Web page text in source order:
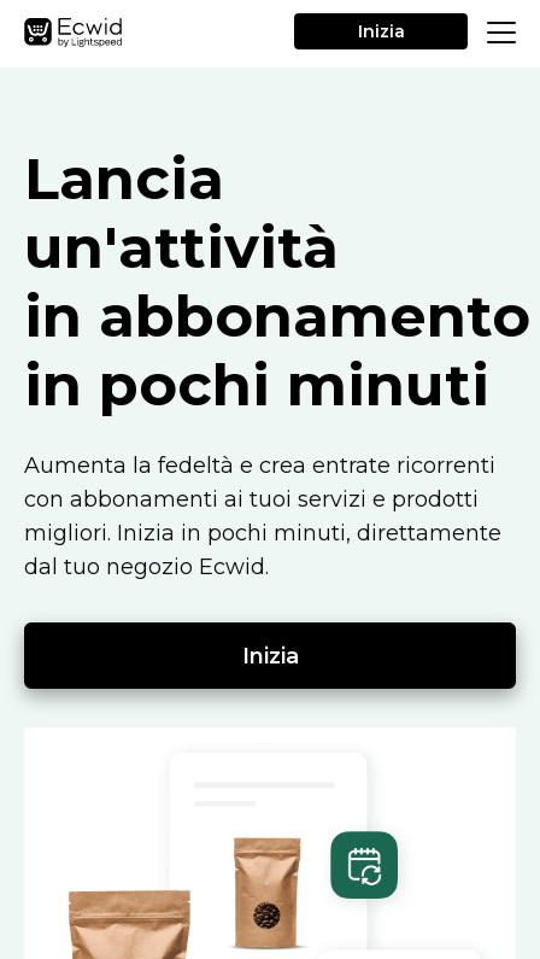
Inizia
Lancia
un'attività
in abbonamento
in pochi minuti
Aumenta la fedeltà e crea entrate ricorrenti
con abbonamenti ai tuoi servizi e prodotti
migliori. Inizia in pochi minuti, direttamente
dal tuo negozio Ecwid.
Inizia